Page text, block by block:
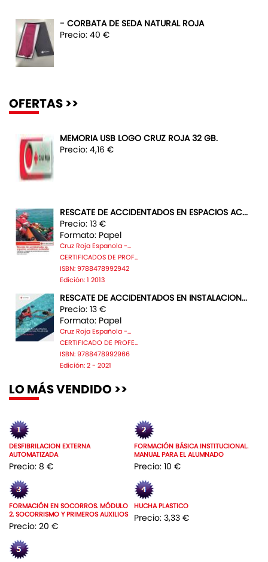
- CORBATA DE SEDA NATURAL ROJA
Precio: 40 €
OFERTAS >>
MEMORIA USB LOGO CRUZ ROJA 32 GB.
Precio: 4,16 €
RESCATE DE ACCIDENTADOS EN ESPACIOS AC...
Precio: 13 €
Formato: Papel
Cruz Roja Espanola -...
CERTIFICADOS DE PROF...
ISBN: 9788478992942
Edición: 1 2013
RESCATE DE ACCIDENTADOS EN INSTALACION...
Precio: 13 €
Formato: Papel
Cruz Roja Española -...
CERTIFICADO DE PROFE...
ISBN: 9788478992966
Edición: 2 - 2021
LO MÁS VENDIDO >>
DESFIBRILACION EXTERNA
AUTOMATIZADA
Precio: 8 €
FORMACIÓN BÁSICA INSTITUCIONAL.
MANUAL PARA EL ALUMNADO
Precio: 10 €
FORMACIÓN EN SOCORROS. MÓDULO
2. SOCORRISMO Y PRIMEROS AUXILIOS
Precio: 20 €
HUCHA PLASTICO
Precio: 3,33 €